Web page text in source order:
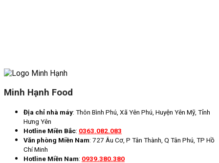
Minh Hạnh Food
Địa chỉ nhà máy: Thôn Bình Phú, Xã Yên Phú, Huyện Yên Mỹ, Tỉnh
Hưng Yên
Hotline Miền Bắc: 0363.082.083
Văn phòng Miền Nam: 727 Âu Cơ, P Tân Thành, Q Tân Phú, TP Hồ
Chí Minh
Hotline Miền Nam: 0939.380.380